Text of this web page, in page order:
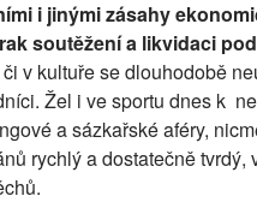
i jinými zásahy
soutěžení a likvidaci
v kultuře se dlouhodobě
Žel i ve sportu dnes k
a sázkařské aféry,
rychlý a dostatečně tvrdý,